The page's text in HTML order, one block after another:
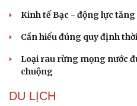
Kinh tế Bạc - động lực
Cần hiểu đúng quy định
Loại rau rừng mọng nước
chuộng
DU LỊCH